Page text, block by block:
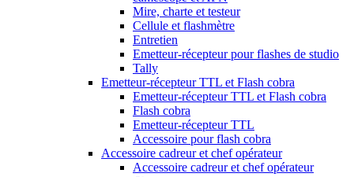
Mire, charte et testeur
Cellule et flashmètre
Entretien
Emetteur-récepteur pour flashes de studio
Tally
Emetteur-récepteur TTL et Flash cobra
Emetteur-récepteur TTL et Flash cobra
Flash cobra
Emetteur-récepteur TTL
Accessoire pour flash cobra
Accessoire cadreur et chef opérateur
Accessoire cadreur et chef opérateur